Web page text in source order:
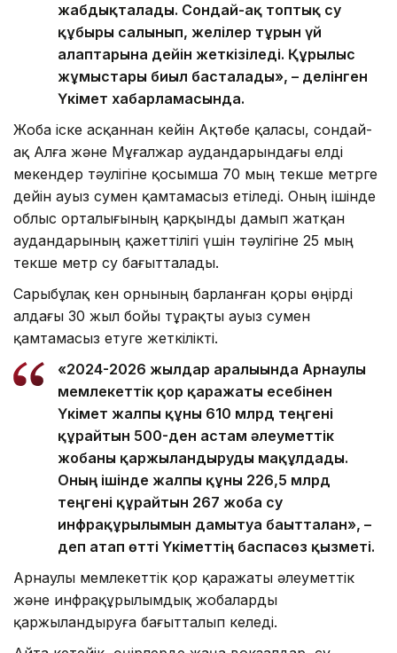
жабдықталады. Сондай-ақ топтық су
құбыры салынып, желілер тұрғын үй
алаптарына дейін жеткізіледі. Құрылыс
жұмыстары биыл басталады», – делінген
Үкімет хабарламасында.
Жоба іске асқаннан кейін Ақтөбе қаласы, сондай-
ақ Алға және Мұғалжар аудандарындағы елді
мекендер тәулігіне қосымша 70 мың текше метрге
дейін ауыз сумен қамтамасыз етіледі. Оның ішінде
облыс орталығының қарқынды дамып жатқан
аудандарының қажеттілігі үшін тәулігіне 25 мың
текше метр су бағытталады.
Сарыбұлақ кен орнының барланған қоры өңірді
алдағы 30 жыл бойы тұрақты ауыз сумен
қамтамасыз етуге жеткілікті.
«2024-2026 жылдар аралығында Арнаулы
мемлекеттік қор қаражаты есебінен
Үкімет жалпы құны 610 млрд теңгені
құрайтын 500-ден астам әлеуметтік
жобаны қаржыландыруды мақұлдады.
Оның ішінде жалпы құны 226,5 млрд
теңгені құрайтын 267 жоба су
инфрақұрылымын дамытуға бағытталған», –
деп атап өтті Үкіметтің баспасөз қызметі.
Арнаулы мемлекеттік қор қаражаты әлеуметтік
және инфрақұрылымдық жобаларды
қаржыландыруға бағытталып келеді.